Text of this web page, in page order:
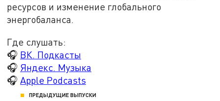
ресурсов и изменение глобального
энергобаланса.
Где слушать:
🎧 ВК. Подкасты
🎧 Яндекс. Музыка
🎧 Apple Podcasts
ПРЕДЫДУЩИЕ ВЫПУСКИ